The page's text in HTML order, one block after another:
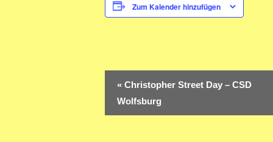
Zum Kalender hinzufügen
Veranstaltung-
Navigation
« Christopher Street Day – CSD
Wolfsburg